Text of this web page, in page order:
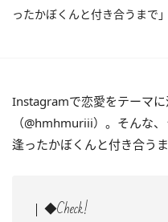
ったかぼくんと付き合うまで
Instagramで恋愛をテーマ
（@hmhmuriii）。そんな
逢ったかぼくんと付き合う
◆Check!